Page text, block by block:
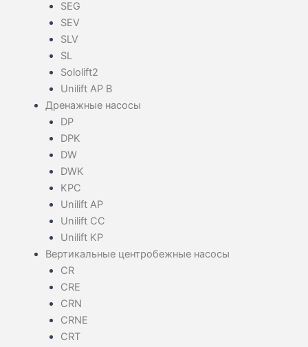
SEG
SEV
SLV
SL
Sololift2
Unilift AP B
Дренажные насосы
DP
DPK
DW
DWK
KPC
Unilift AP
Unilift CC
Unilift KP
Вертикальные центробежные насосы
CR
CRE
CRN
CRNE
CRT